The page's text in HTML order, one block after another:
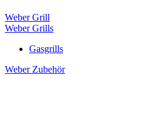
Weber Grill
Weber Grills
Gasgrills
Weber Zubehör